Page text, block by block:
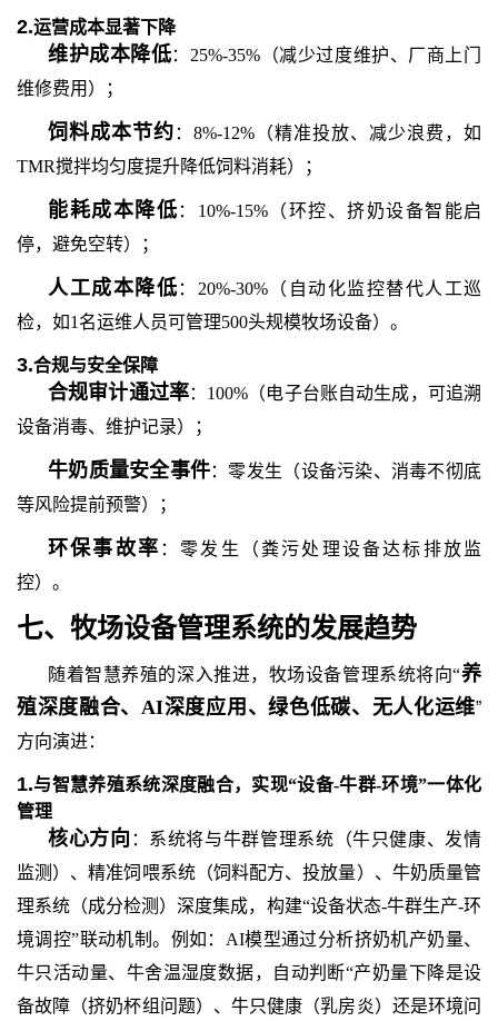
2.运营成本显著下降
维护成本降低： 25%-35%（减少过度维护、厂商上门
维修费用）；
饲料成本节约 ： 8%-12%（精准投放、减少浪费，如
TMR搅拌均匀度提升降低饲料消耗）；
能耗成本降低 ： 10%-15%（环控、挤奶设备智能启
停，避免空转）；
人工成本降低 ： 20%-30%（自动化监控替代人工巡
检，如1名运维人员可管理500头规模牧场设备）。
3.合规与安全保障
合规审计通过率： 100%（电子台账自动生成，可追溯
设备消毒、维护记录）；
牛奶质量安全事件：零发生（设备污染、消毒不彻底
等风险提前预警）；
环保事故率 ：零发生（粪污处理设备达标排放监
控）。
七、牧场设备管理系统的发展趋势
随着智慧养殖的深入推进，牧场设备管理系统将向“养
殖深度融合、AI深度应用、绿色低碳、无人化运维”
方向演进：
1.与智慧养殖系统深度融合，实现“设备-牛群-环境”一体化
管理
核心方向 ：系统将与牛群管理系统（牛只健康、发情
监测）、精准饲喂系统（饲料配方、投放量）、牛奶质量管
理系统（成分检测）深度集成，构建“设备状态-牛群生产-环
境调控”联动机制。例如：AI模型通过分析挤奶机产奶量、
牛只活动量、牛舍温湿度数据，自动判断“产奶量下降是设
备故障（挤奶杯组问题）、牛只健康（乳房炎）还是环境问